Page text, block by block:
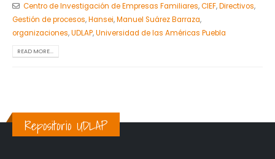
Centro de Investigación de Empresas Familiares,CIEF,Directivos,
Gestión de procesos,Hansei,Manuel Suárez Barraza,
organizaciones,UDLAP,Universidad de las Américas Puebla
READ MORE...
Repositorio UDLAP